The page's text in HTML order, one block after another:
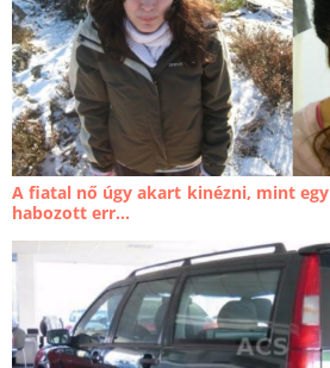
A fiatal nő úgy akart kinézni, mint
habozott err...